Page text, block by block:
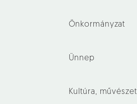
Önkormányzat
Ünnep
Kultúra, művészet